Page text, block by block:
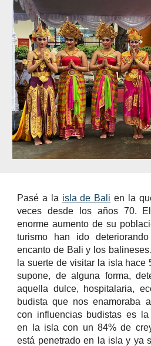
Pasé a la isla de Bali en la
veces desde los años 70.
enorme aumento de su
turismo han ido
encanto de Bali y los
la suerte de visitar la isla hace
supone, de alguna forma,
aquella dulce, hospitalaria,
budista que nos enamoraba
con influencias budistas es
en la isla con un 84% de
está penetrado en la isla y ya